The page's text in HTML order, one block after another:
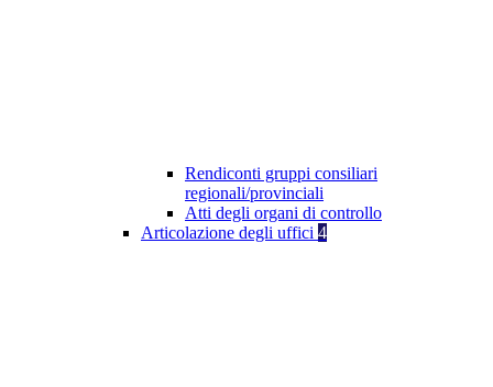
Rendiconti gruppi consiliari
regionali/provinciali
Atti degli organi di controllo
Articolazione degli uffici 4